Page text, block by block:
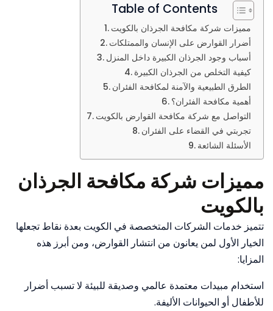
Table of Contents
مميزات شركة مكافحة الجرذان بالكويت
أضرار القوارض على الإنسان والممتلكات
أسباب وجود الجرذان الكبيرة داخل المنزل
كيفية التخلص من الجرذان الكبيرة
الطرق الطبيعية والآمنة لمكافحة الفئران
أهمية مكافحة الفئران؟
التواصل مع شركة مكافحة القوارض بالكويت
تجربتي في القضاء على الفئران
الأسئلة الشائعة
مميزات شركة مكافحة الجرذان
بالكويت
تتميز خدمات الشركات المتخصصة في الكويت بعدة نقاط تجعلها
الخيار الأول لمن يعانون من انتشار القوارض، ومن أبرز هذه
المزايا:
استخدام مبيدات معتمدة عالمي وصديقة للبيئة لا تسبب أضرار
للأطفال أو الحيوانات الأليفة.